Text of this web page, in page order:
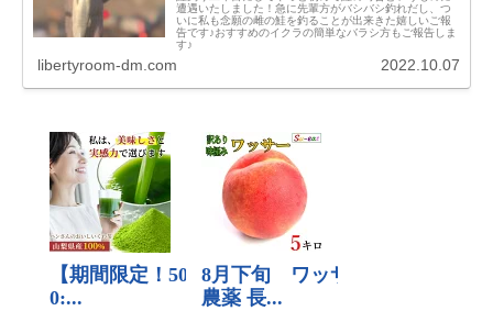
遭遇いたしました！急に先輩方がバシバシ釣れだし、つ
いに私も念願の雌の鮭を釣ることが出来きた嬉しいご報
告です♪おすすめのイクラの簡単なバラシ方もご報告しま
す♪
libertyroom-dm.com 2022.10.07